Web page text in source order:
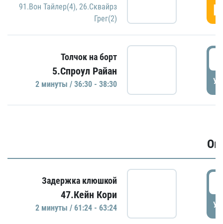
91.Вон Тайлер(4), 26.Сквайрз
Грег(2)
Толчок на борт
5.Спроул Райан
2 минуты / 36:30 - 38:30
Задержка клюшкой
47.Кейн Кори
2 минуты / 61:24 - 63:24